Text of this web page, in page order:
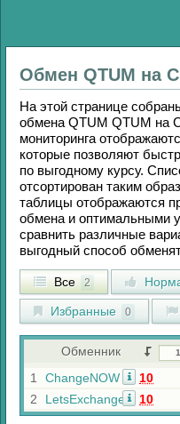
Обмен QTUM на
На этой странице
обмена QTUM QTUM на
мониторинга
которые позволяют
по выгодному курсу.
отсортирован таким
таблицы отображаются
обмена и оптимальными
сравнить различные
выгодный способ
Все 2
Избранные 0
Обменник
1
ChangeNOW 10
2
LetsExchange 10